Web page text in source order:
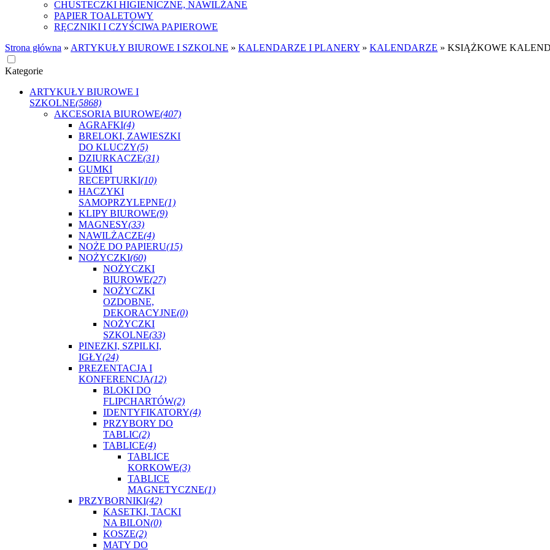
CHUSTECZKI HIGIENICZNE, NAWILŻANE
PAPIER TOALETOWY
RĘCZNIKI I CZYŚCIWA PAPIEROWE
Strona główna » ARTYKUŁY BIUROWE I SZKOLNE » KALENDARZE I PLANERY » KALENDARZE » KSIĄŻKOWE
Kategorie
ARTYKUŁY BIUROWE I
SZKOLNE(5868)
AKCESORIA BIUROWE(407)
AGRAFKI(4)
BRELOKI, ZAWIESZKI
DO KLUCZY(5)
DZIURKACZE(31)
GUMKI
RECEPTURKI(10)
HACZYKI
SAMOPRZYLEPNE(1)
KLIPY BIUROWE(9)
MAGNESY(33)
NAWILŻACZE(4)
NOŻE DO PAPIERU(15)
NOŻYCZKI(60)
NOŻYCZKI
BIUROWE(27)
NOŻYCZKI
OZDOBNE,
DEKORACYJNE(0)
NOŻYCZKI
SZKOLNE(33)
PINEZKI, SZPILKI,
IGŁY(24)
PREZENTACJA I
KONFERENCJA(12)
BLOKI DO
FLIPCHARTÓW(2)
IDENTYFIKATORY(4)
PRZYBORY DO
TABLIC(2)
TABLICE(4)
TABLICE
KORKOWE(3)
TABLICE
MAGNETYCZNE(1)
PRZYBORNIKI(42)
KASETKI, TACKI
NA BILON(0)
KOSZE(2)
MATY DO